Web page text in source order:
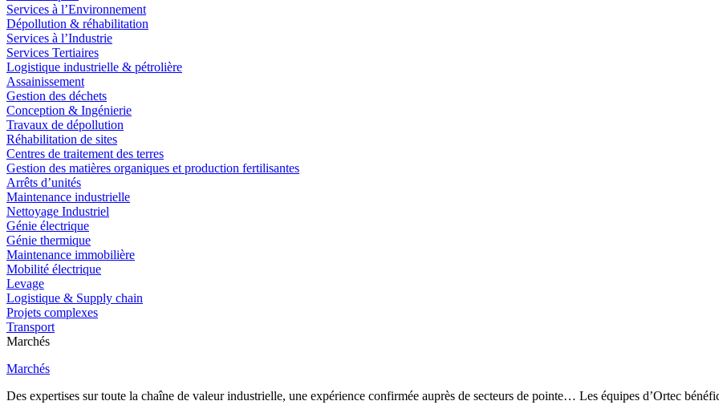
Services à l’Environnement
Dépollution & réhabilitation
Services à l’Industrie
Services Tertiaires
Logistique industrielle & pétrolière
Assainissement
Gestion des déchets
Conception & Ingénierie
Travaux de dépollution
Réhabilitation de sites
Centres de traitement des terres
Gestion des matières organiques et production fertilisantes
Arrêts d’unités
Maintenance industrielle
Nettoyage Industriel
Génie électrique
Génie thermique
Maintenance immobilière
Mobilité électrique
Levage
Logistique & Supply chain
Projets complexes
Transport
Marchés
Marchés
Des expertises sur toute la chaîne de valeur industrielle, une expérience confirmée auprès de secteurs de pointe… Les équipes d’Ortec